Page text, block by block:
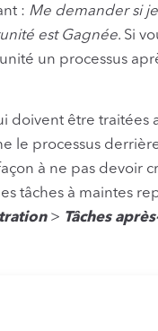
: Me demander si
est Gagnée. Si
un processus
doivent être traitées
le processus
à ne pas devoir
tâches à maintes
> Tâches